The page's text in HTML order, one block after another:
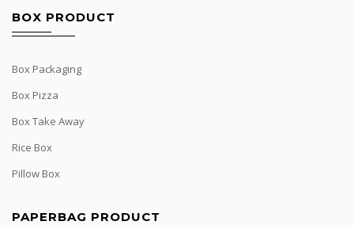
BOX PRODUCT
Box Packaging
Box Pizza
Box Take Away
Rice Box
Pillow Box
PAPERBAG PRODUCT